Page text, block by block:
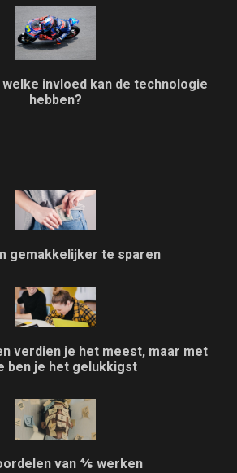
invloed kan de technologie
hebben?
gemakkelijker te sparen
verdien je het meest, maar met
ben je het gelukkigst
van ⅘ werken